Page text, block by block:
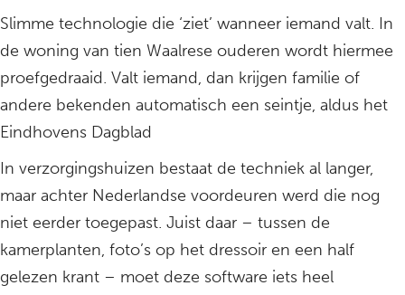
Slimme technologie die ‘ziet’ wanneer iemand valt. In
de woning van tien Waalrese ouderen wordt hiermee
proefgedraaid. Valt iemand, dan krijgen familie of
andere bekenden automatisch een seintje, aldus het
Eindhovens Dagblad
In verzorgingshuizen bestaat de techniek al langer,
maar achter Nederlandse voordeuren werd die nog
niet eerder toegepast. Juist daar – tussen de
kamerplanten, foto’s op het dressoir en een half
gelezen krant – moet deze software iets heel